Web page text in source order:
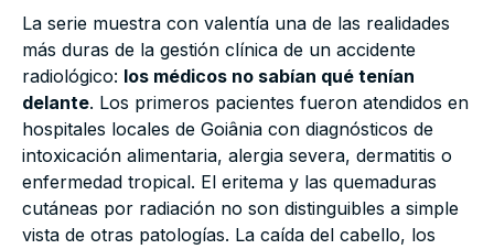
La serie muestra con valentía una de las realidades
más duras de la gestión clínica de un accidente
radiológico: los médicos no sabían qué tenían
delante. Los primeros pacientes fueron atendidos en
hospitales locales de Goiânia con diagnósticos de
intoxicación alimentaria, alergia severa, dermatitis o
enfermedad tropical. El eritema y las quemaduras
cutáneas por radiación no son distinguibles a simple
vista de otras patologías. La caída del cabello, los